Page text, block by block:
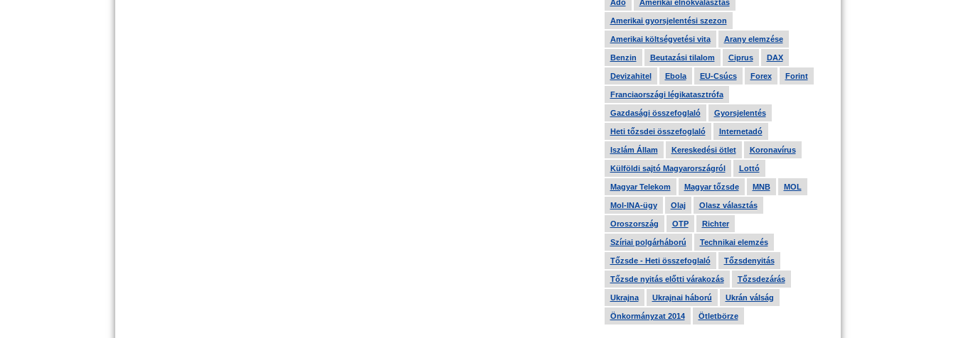
Adó Amerikai elnökválasztás
Amerikai gyorsjelentési szezon
Amerikai költségvetési vita Arany elemzése
Benzin Beutazási tilalom Ciprus DAX
Devizahitel Ebola EU-Csúcs Forex Forint
Franciaországi légikatasztrófa
Gazdasági összefoglaló Gyorsjelentés
Heti tőzsdei összefoglaló Internetadó
Iszlám Állam Kereskedési ötlet Koronavírus
Külföldi sajtó Magyarországról Lottó
Magyar Telekom Magyar tőzsde MNB MOL
Mol-INA-ügy Olaj Olasz választás
Oroszország OTP Richter
Szíriai polgárháború Technikai elemzés
Tőzsde - Heti összefoglaló Tőzsdenyitás
Tőzsde nyitás előtti várakozás Tőzsdezárás
Ukrajna Ukrajnai háború Ukrán válság
Önkormányzat 2014 Ötletbörze